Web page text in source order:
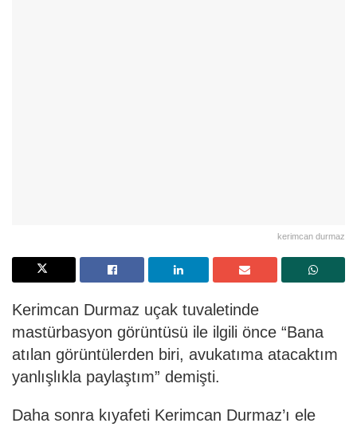
kerimcan durmaz
Kerimcan Durmaz uçak tuvaletinde
mastürbasyon görüntüsü ile ilgili önce “Bana
atılan görüntülerden biri, avukatıma atacaktım
yanlışlıkla paylaştım” demişti.
Daha sonra kıyafeti Kerimcan Durmaz’ı ele